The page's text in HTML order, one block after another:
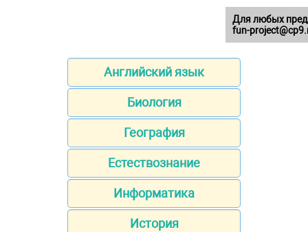
Английский язык
Биология
География
Естествознание
Информатика
История
Для любых
fun-